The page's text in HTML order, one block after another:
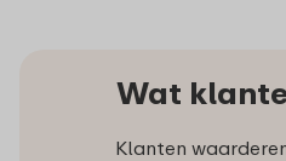
Wat
Klanten